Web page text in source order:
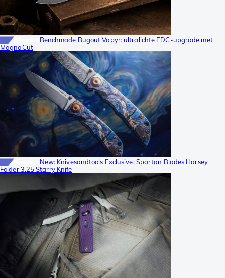
Nieuws Benchmade Bugout Vapyr: ultralichte EDC-upgrade met
MagnaCut
Nieuws New: Knivesandtools Exclusive: Spartan Blades Harsey
Folder 3.25 Starry Knife